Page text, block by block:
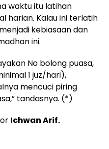
waktu itu latihan
harian. Kalau ini terlatih
kebiasaan dan
ini.
No bolong puasa,
1 juz/hari),
mencuci piring
tandasnya. (*)
Ichwan Arif.